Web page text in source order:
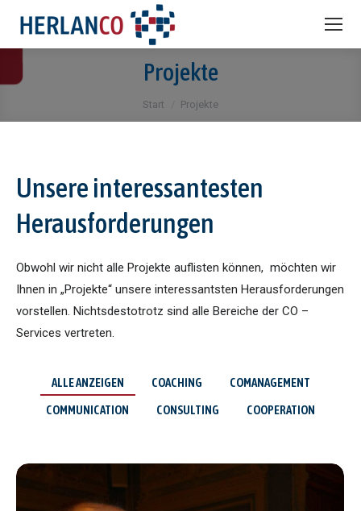
Projekte
Sie befinden sich hier:
Start Projekte
Unsere interessantesten
Herausforderungen
Obwohl wir nicht alle Projekte auflisten können, möchten wir
Ihnen in „Projekte“ unsere interessantsten Herausforderungen
vorstellen. Nichtsdestotrotz sind alle Bereiche der CO –
Services vertreten.
ALLE ANZEIGEN COACHING
COMANAGEMENT
COMMUNICATION
CONSULTING COOPERATION